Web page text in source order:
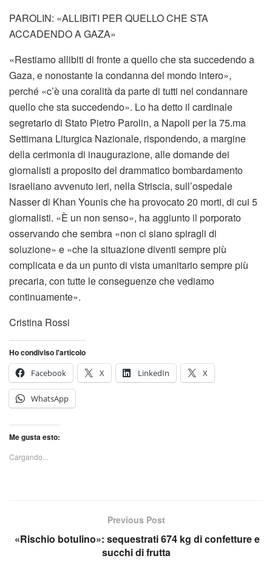
PAROLIN: «ALLIBITI PER QUELLO CHE STA
ACCADENDO A GAZA»
«Restiamo allibiti di fronte a quello che sta succedendo a
Gaza, e nonostante la condanna del mondo intero»,
perché «c’è una coralità da parte di tutti nel condannare
quello che sta succedendo». Lo ha detto il cardinale
segretario di Stato Pietro Parolin, a Napoli per la 75.ma
Settimana Liturgica Nazionale, rispondendo, a margine
della cerimonia di inaugurazione, alle domande dei
giornalisti a proposito del drammatico bombardamento
israeliano avvenuto ieri, nella Striscia, sull’ospedale
Nasser di Khan Younis che ha provocato 20 morti, di cui 5
giornalisti. «È un non senso», ha aggiunto il porporato
osservando che sembra «non ci siano spiragli di
soluzione» e «che la situazione diventi sempre più
complicata e da un punto di vista umanitario sempre più
precaria, con tutte le conseguenze che vediamo
continuamente».
Cristina Rossi
Ho condiviso l'articolo
Facebook
X LinkedIn X
WhatsApp
Me gusta esto:
Cargando...
Previous Post
«Rischio botulino»: sequestrati 674 kg di confetture e
succhi di frutta